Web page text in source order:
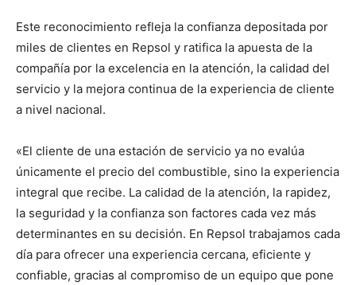
Este reconocimiento refleja la confianza depositada por
miles de clientes en Repsol y ratifica la apuesta de la
compañía por la excelencia en la atención, la calidad del
servicio y la mejora continua de la experiencia de cliente
a nivel nacional.
«El cliente de una estación de servicio ya no evalúa
únicamente el precio del combustible, sino la experiencia
integral que recibe. La calidad de la atención, la rapidez,
la seguridad y la confianza son factores cada vez más
determinantes en su decisión. En Repsol trabajamos cada
día para ofrecer una experiencia cercana, eficiente y
confiable, gracias al compromiso de un equipo que pone